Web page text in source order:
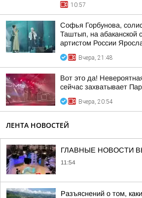
10:57
Софья Горбунова,
Таштып, на абаканской
артистом России
Вчера, 21:48
Вот это да!
сейчас захватывает
Вчера, 20:54
ЛЕНТА НОВОСТЕЙ
ГЛАВНЫЕ НОВОСТИ
11:54
Разъяснений о том,